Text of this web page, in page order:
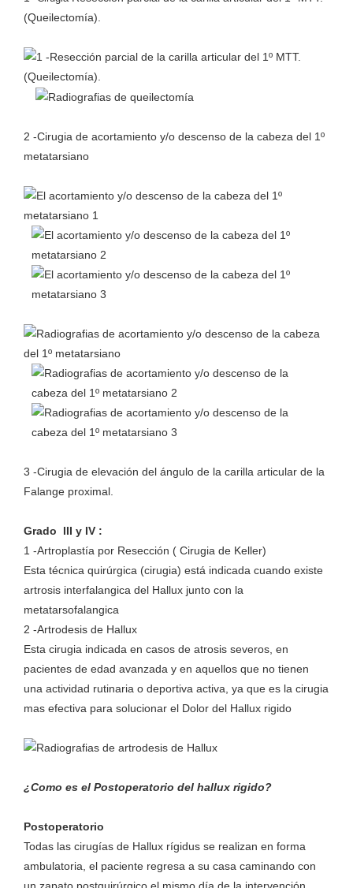
(Queilectomía).
2 -Cirugia de acortamiento y/o descenso de la cabeza del 1º
metatarsiano
3 -Cirugia de elevación del ángulo de la carilla articular de la
Falange proximal.
Grado III y IV :
1 -Artroplastía por Resección ( Cirugia de Keller)
Esta técnica quirúrgica (cirugia) está indicada cuando existe
artrosis interfalangica del Hallux junto con la
metatarsofalangica
2 -Artrodesis de Hallux
Esta cirugia indicada en casos de atrosis severos, en
pacientes de edad avanzada y en aquellos que no tienen
una actividad rutinaria o deportiva activa, ya que es la cirugia
mas efectiva para solucionar el Dolor del Hallux rigido
¿Como es el Postoperatorio del hallux rigido?
Postoperatorio
Todas las cirugías de Hallux rígidus se realizan en forma
ambulatoria, el paciente regresa a su casa caminando con